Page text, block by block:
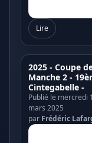
Lire
2025 - Coupe
Manche 2 -
Cintegabelle -
Publié le mercredi
mars 2025
par Frédéric